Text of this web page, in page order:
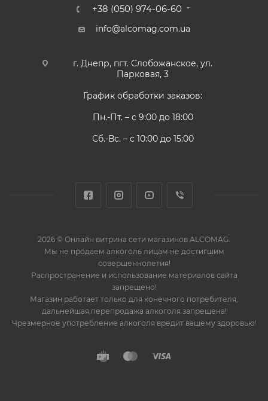
+38 (050) 974-06-60
info@alcomag.com.ua
г. Днепр, пгт. Слобожанское, ул.
Парковая, 3
График обработки заказов:
Пн.-Пт. – с 9:00 до 18:00
Сб.-Вс. – с 10:00 до 15:00
2026 © Онлайн витрина сети магазинов ALCOMAG.
Мы не продаем алкоголь лицам не достигшим
совершеннолетия!
Распространение и использование материалов сайта
запрещено!
Магазин работает только для конечного потребителя,
дальнейшая перепродажа алкоголя запрещена!
Чрезмерное употребление алкоголя вредит вашему здоровью!